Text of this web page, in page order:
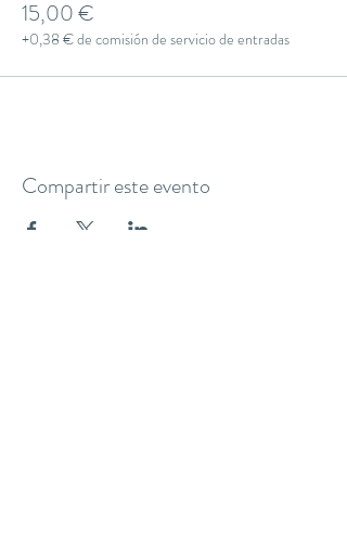
15,00 €
+0,38 € de comisión de servicio de entradas
Compartir este evento